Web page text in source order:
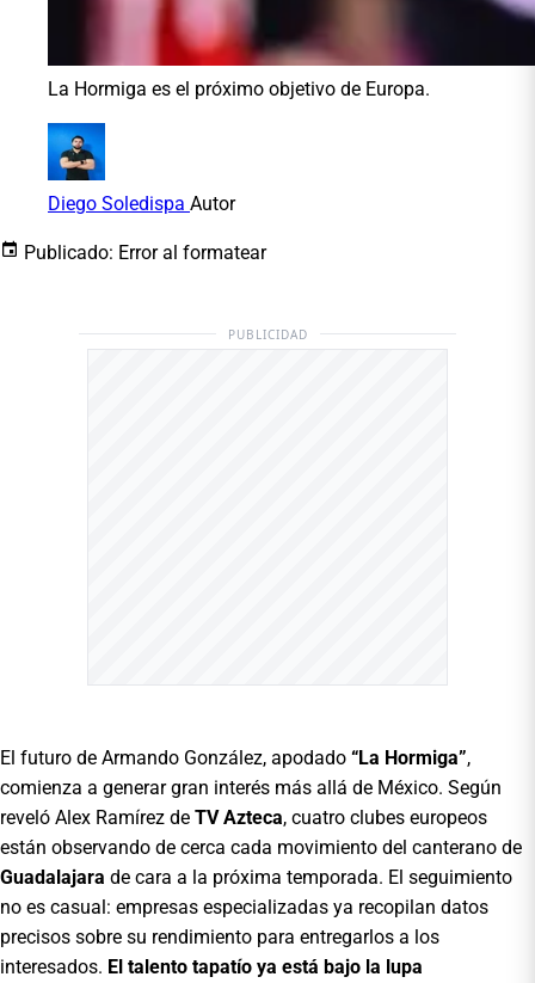
La Hormiga es el próximo objetivo de Europa.
Diego Soledispa Autor
Publicado: Error al formatear
PUBLICIDAD
El futuro de Armando González, apodado “La Hormiga”,
comienza a generar gran interés más allá de México. Según
reveló Alex Ramírez de TV Azteca, cuatro clubes europeos
están observando de cerca cada movimiento del canterano de
Guadalajara de cara a la próxima temporada. El seguimiento
no es casual: empresas especializadas ya recopilan datos
precisos sobre su rendimiento para entregarlos a los
interesados. El talento tapatío ya está bajo la lupa